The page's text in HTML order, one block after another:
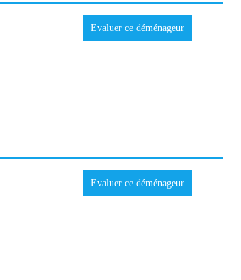
Evaluer ce déménageur
Evaluer ce déménageur